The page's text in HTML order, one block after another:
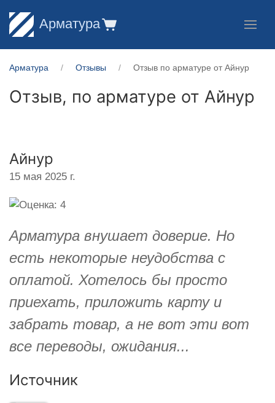
Арматура
Арматура Отзывы Отзыв по арматуре от Айнур
Отзыв, по арматуре от Айнур
Айнур
15 мая 2025 г.
Арматура внушает доверие. Но
есть некоторые неудобства с
оплатой. Хотелось бы просто
приехать, приложить карту и
забрать товар, а не вот эти вот
все переводы, ожидания...
Источник